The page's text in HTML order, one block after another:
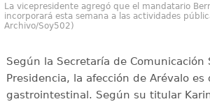
La vicepresidente agregó que el mandatario
incorporará esta semana a las actividades
Archivo/Soy502)
Según la Secretaría de Comunicación
Presidencia, la afección de Arévalo es
gastrointestinal. Según su titular